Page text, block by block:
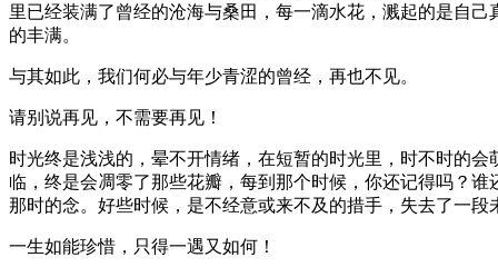
里已经装满了曾经的沧海与桑田，每一滴水花，溅起的是自
的丰满。
与其如此，我们何必与年少青涩的曾经，再也不见。
请别说再见，不需要再见！
时光终是浅浅的，晕不开情绪，在短暂的时光里，时不时的
临，终是会凋零了那些花瓣，每到那个时候，你还记得吗？
那时的念。好些时候，是不经意或来不及的措手，失去了一段
一生如能珍惜，只得一遇又如何！